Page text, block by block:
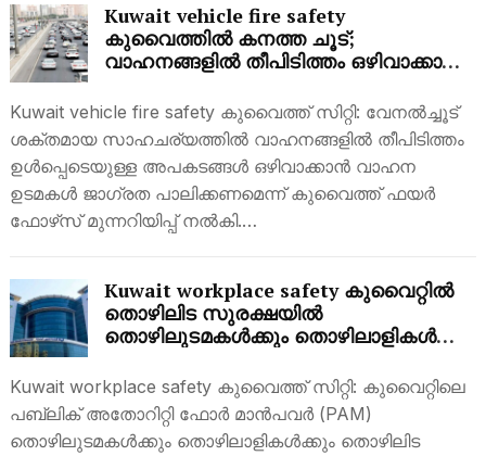
Kuwait vehicle fire safety
കുവൈത്തിൽ കനത്ത ചൂട്;
വാഹനങ്ങളിൽ തീപിടിത്തം ഒഴിവാക്കാൻ
Kuwait vehicle fire safety കുവൈത്ത് സിറ്റി: വേനൽച്ചൂട്
ശക്തമായ സാഹചര്യത്തിൽ വാഹനങ്ങളിൽ തീപിടിത്തം
ഉൾപ്പെടെയുള്ള അപകടങ്ങൾ ഒഴിവാക്കാൻ വാഹന
ഉടമകൾ ജാഗ്രത പാലിക്കണമെന്ന് കുവൈത്ത് ഫയർ
ഫോഴ്‌സ് മുന്നറിയിപ്പ് നൽകി.…
Kuwait workplace safety കുവൈറ്റിൽ
തൊഴിലിട സുരക്ഷയിൽ
തൊഴിലുടമകൾക്കും തൊഴിലാളികൾക്കും
അവകാശങ്ങളും ഉത്തരവാദിത്തങ്ങളും
വ്യക്തമാക്കി PAM
Kuwait workplace safety കുവൈത്ത് സിറ്റി: കുവൈറ്റിലെ
പബ്ലിക് അതോറിറ്റി ഫോർ മാൻപവർ (PAM)
തൊഴിലുടമകൾക്കും തൊഴിലാളികൾക്കും തൊഴിലിട